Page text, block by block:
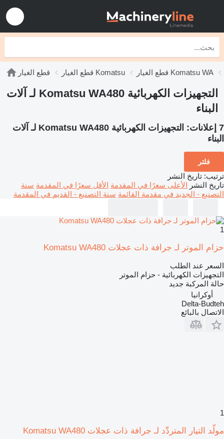
قطع الغيار قطع الغيار Komatsu قطع الغيار Komatsu WA
التجهيزات الكهربائية Komatsu WA480 لـ آلات
البناء
7 إعلانات:
التجهيزات الكهربائية Komatsu WA480 لـ آلات
البناء
فلتر
ترتيب: تاريخ النشر
تاريخ النشر الأعلى سعرًا في المقدمة الأقل سعرًا في المقدمة سنة
التصنيع - الجديد في مقدمة القائمة سنة التصنيع - القديم في المقدمة
1
حزام الموتر لـ جرافة ذات عجلات Komatsu WA480
السعر عند الطلب
التجهيزات الكهربائية - حزام الموتر
حالة المركبة جديد
أوكرانيا
Delta-Budteh
الاتصال بالبائع
1
مولّد التيار المتردِّد لـ جرافة ذات عجلات Komatsu WA480